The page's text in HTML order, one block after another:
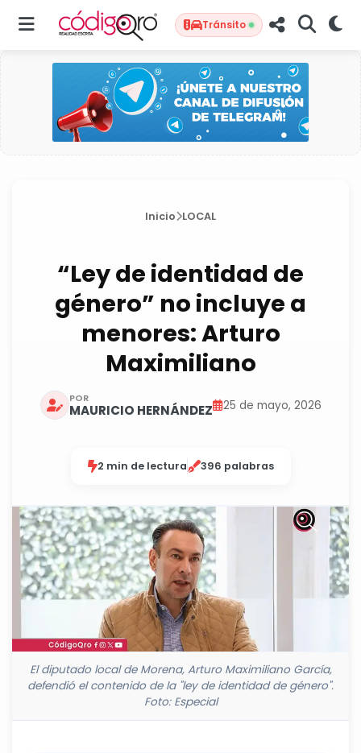
Tránsito
Inicio LOCAL
“Ley de identidad de
género” no incluye a
menores: Arturo
Maximiliano
POR
MAURICIO HERNÁNDEZ 25 de mayo, 2026
2 min de lectura 396 palabras
El diputado local de Morena, Arturo Maximiliano García,
defendió el contenido de la "ley de identidad de género".
Foto: Especial